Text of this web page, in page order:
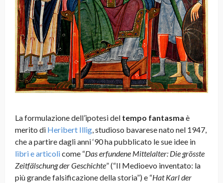
La formulazione dell’ipotesi del tempo fantasma è
merito di Heribert Illig, studioso bavarese nato nel 1947,
che a partire dagli anni ‘90 ha pubblicato le sue idee in
libri e articolicome “Das erfundene Mittelalter: Die grösste
Zeitfälschung der Geschichte” (“Il Medioevo inventato: la
più grande falsificazione della storia”) e “Hat Karl der